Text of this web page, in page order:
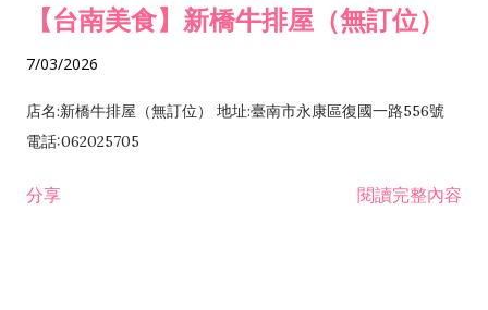
【台南美食】新橋牛排屋（無訂位）
7/03/2026
店名:新橋牛排屋（無訂位） 地址:臺南市永康區復國一路556號
電話:062025705
分享 閱讀完整內容